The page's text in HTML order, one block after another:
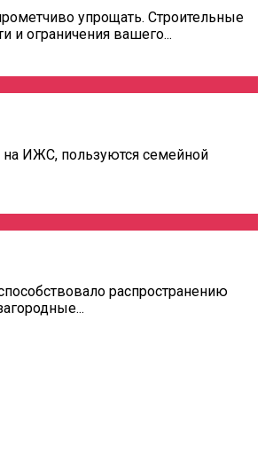
упрощать. Строительные
и ограничения вашего...
ИЖС, пользуются семейной
распространению